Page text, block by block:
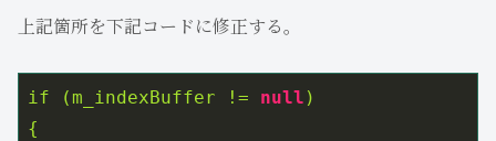
上記箇所を下記コードに修正する。
if (m_indexBuffer != null )
{